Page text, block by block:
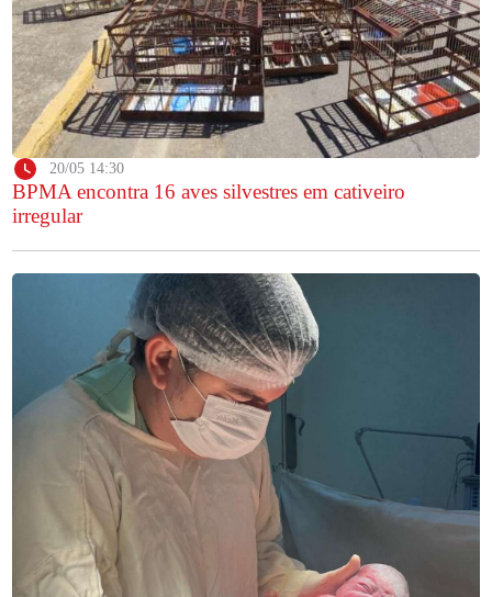
20/05 14:30
BPMA encontra 16 aves silvestres em cativeiro
irregular